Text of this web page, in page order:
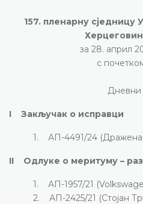
157. пленарну сједницу
за 28. април
с
Дневни
I Закључак о исправци
1. АП-4491/24
II Одлуке о меритуму –
1. АП-1957/21
2. АП-2425/21 (Стојан